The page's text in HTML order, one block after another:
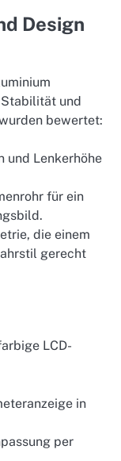
Design
und
bewertet:
und Lenkerhöhe
für ein
die einem
gerecht
LCD-
in
per